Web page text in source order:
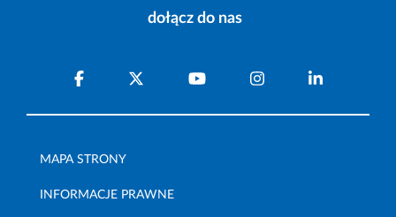
dołącz do nas
MAPA STRONY
INFORMACJE PRAWNE